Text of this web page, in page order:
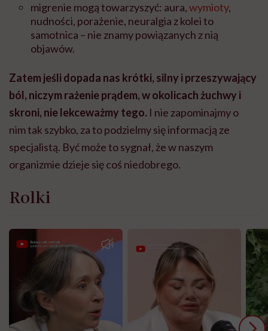
migrenie mogą towarzyszyć: aura,wymioty,
nudności, porażenie, neuralgia z kolei to
samotnica – nie znamy powiązanych z nią
objawów.
Zatem jeśli dopada nas krótki, silny i przeszywający
ból, niczym rażenie prądem, w okolicach żuchwy i
skroni, nie lekceważmy tego. I nie zapominajmy o
nim tak szybko, za to podzielmy się informacją ze
specjalistą. Być może to sygnał, że w naszym
organizmie dzieje się coś niedobrego.
Rolki